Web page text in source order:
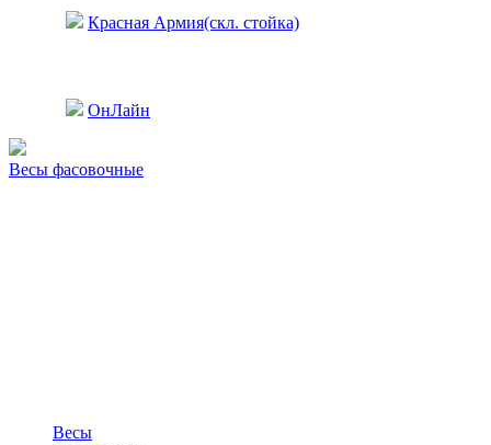
Красная Армия(скл. стойка)
ОнЛайн
Весы фасовочные
Весы